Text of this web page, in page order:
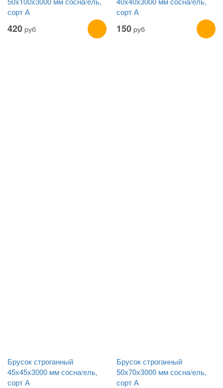
сорт А
420 руб
сорт А
150 руб
Брусок строганный
45х45х3000 мм сосна/ель,
сорт А
Брусок строганный
50х70х3000 мм сосна/ель,
сорт А